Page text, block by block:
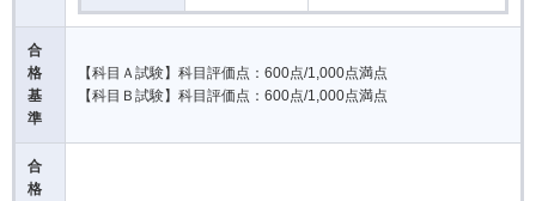
合
格
基
準
【科目Ａ試験】科目評価点：600点/1,000点満点
【科目Ｂ試験】科目評価点：600点/1,000点満点
合
格